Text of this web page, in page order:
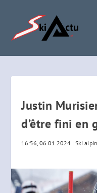
Justin
d’être fini en
16:56, 06.01.2024 |Ski